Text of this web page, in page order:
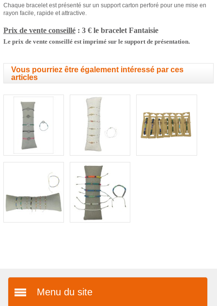
Chaque bracelet est présenté sur un support carton perforé pour une mise en
rayon facile, rapide et attractive.
Prix de vente conseillé: 3 € le bracelet Fantaisie
Le prix de vente conseillé est imprimé sur le support de présentation.
Vous pourriez être également intéressé par ces
articles
Menu du site